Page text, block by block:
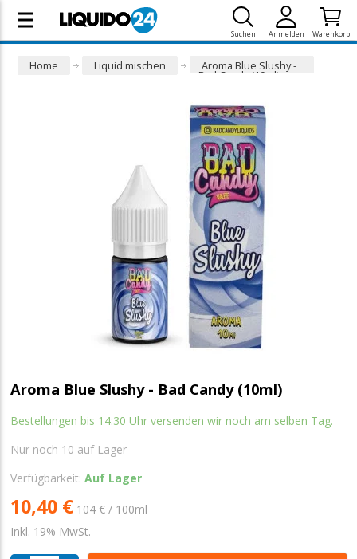
Suchen Anmelden Warenkorb
Home Liquid mischen Aroma Blue Slushy -
Bad Candy (10ml)
Aroma Blue Slushy - Bad Candy (10ml)
Bestellungen bis 14:30 Uhr versenden wir noch am selben Tag.
Nur noch 10 auf Lager
Verfügbarkeit:Auf Lager
10,40 € 104 € / 100ml
Inkl. 19% MwSt.